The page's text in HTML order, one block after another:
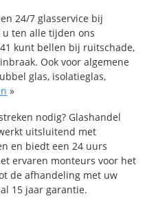
24/7 glasservice bij
ten alle tijden ons
kunt bellen bij ruitschade,
Ook voor algemene
glas, isolatieglas,
»
nodig? Glashandel
uitsluitend met
en biedt een 24 uurs
ervaren monteurs voor het
de afhandeling met uw
15 jaar garantie.